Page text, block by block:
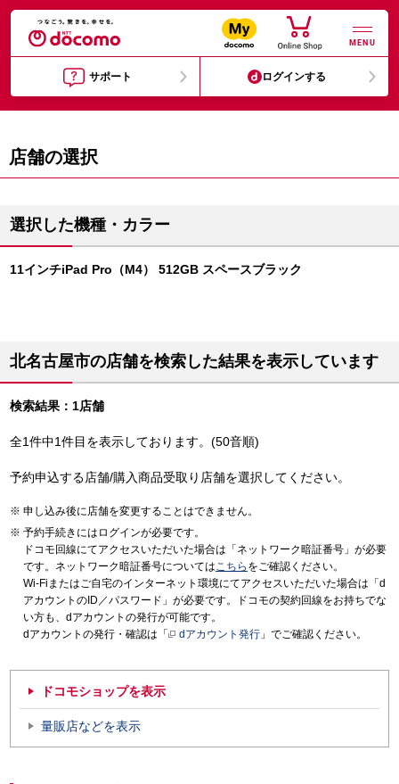
MENU
サポート ログインする
店舗の選択
選択した機種・カラー
11インチiPad Pro（M4） 512GB スペースブラック
北名古屋市の店舗を検索した結果を表示しています
検索結果：1店舗
全1件中1件目を表示しております。(50音順)
予約申込する店舗/購入商品受取り店舗を選択してください。
申し込み後に店舗を変更することはできません。
予約手続きにはログインが必要です。
ドコモ回線にてアクセスいただいた場合は「ネットワーク暗証番号」が必要
です。ネットワーク暗証番号についてはこちら をご確認ください。
Wi-Fiまたはご自宅のインターネット環境にてアクセスいただいた場合は「d
アカウントのID／パスワード」が必要です。ドコモの契約回線をお持ちでな
い方も、dアカウントの発行が可能です。
dアカウントの発行・確認は「
dアカウント発行 」でご確認ください。
ドコモショップを表示
量販店などを表示